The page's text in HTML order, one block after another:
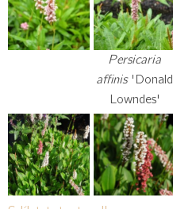
Persicaria
affinis'Donald
Lowndes'